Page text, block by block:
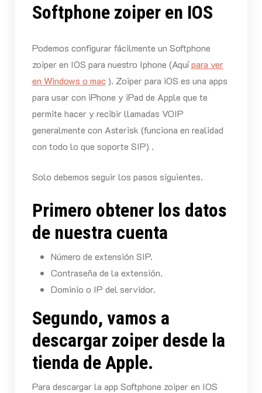
Softphone zoiper en IOS
Podemos configurar fácilmente un Softphone
zoiper en IOS para nuestro Iphone (Aquípara ver
en Windows o mac ). Zoiper para iOS es una apps
para usar con iPhone y iPad de Apple que te
permite hacer y recibir llamadas VOIP
generalmente con Asterisk (funciona en realidad
con todo lo que soporte SIP) .
Solo debemos seguir los pasos siguientes.
Primero obtener los datos
de nuestra cuenta
Número de extensión SIP.
Contraseña de la extensión.
Dominio o IP del servidor.
Segundo, vamos a
descargar zoiper desde la
tienda de Apple.
Para descargar la app Softphone zoiper en IOS